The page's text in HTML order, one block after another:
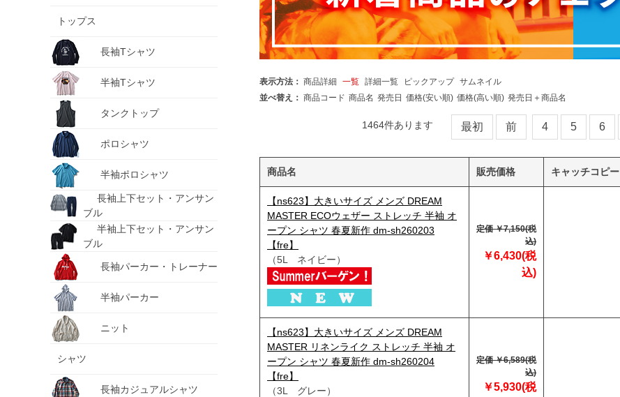
トップス
長袖Tシャツ
半袖Tシャツ
タンクトップ
ポロシャツ
半袖ポロシャツ
長袖上下セット・アンサン
ブル
半袖上下セット・アンサン
ブル
長袖パーカー・トレーナー
半袖パーカー
ニット
シャツ
長袖カジュアルシャツ
表示方法： 商品詳細 一覧 詳細一覧 ピックアップ サムネイル
並べ替え： 商品コード 商品名 発売日 価格(安い順) 価格(高い順) 発売日＋商品名
1464件あります 最初 前 4 5 6
商品名 販売価格 キャッチコピー
【ns623】大きいサイズ メンズ DREAM
MASTER ECOウェザー ストレッチ 半袖 オ
ープン シャツ 春夏新作 dm-sh260203
【fre】
（5L ネイビー）
定価 ￥7,150(税
込)
￥6,430(税
込)
【ns623】大きいサイズ メンズ DREAM
MASTER リネンライク ストレッチ 半袖 オ
ープン シャツ 春夏新作 dm-sh260204
【fre】
（3L グレー）
定価 ￥6,589(税
込)
￥5,930(税